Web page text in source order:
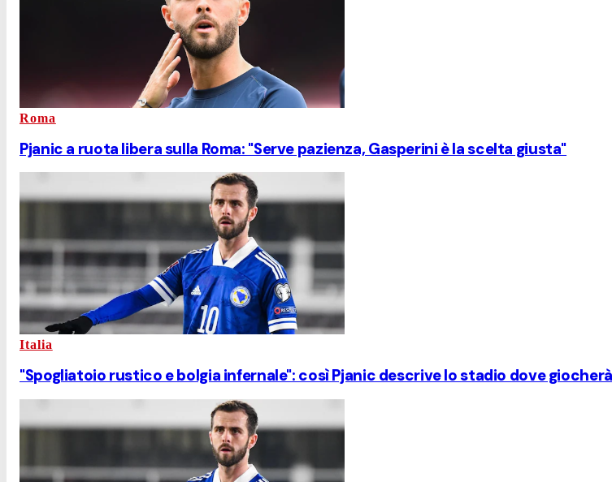
Roma
Pjanic a ruota libera sulla Roma: "Serve pazienza, Gasperini è la scelta giusta"
Italia
"Spogliatoio rustico e bolgia infernale": così Pjanic descrive lo stadio dove